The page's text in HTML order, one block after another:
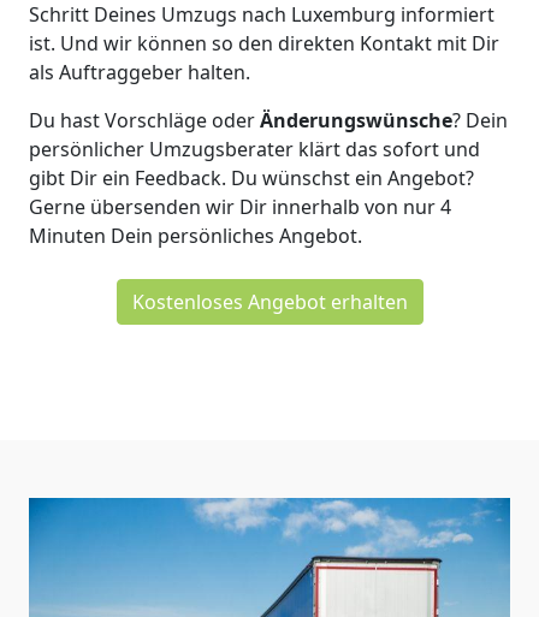
Schritt Deines Umzugs nach Luxemburg informiert
ist. Und wir können so den direkten Kontakt mit Dir
als Auftraggeber halten.
Du hast Vorschläge oderÄnderungswünsche? Dein
persönlicher Umzugsberater klärt das sofort und
gibt Dir ein Feedback. Du wünschst ein Angebot?
Gerne übersenden wir Dir innerhalb von nur4
Minuten Dein persönliches Angebot.
Kostenloses Angebot erhalten